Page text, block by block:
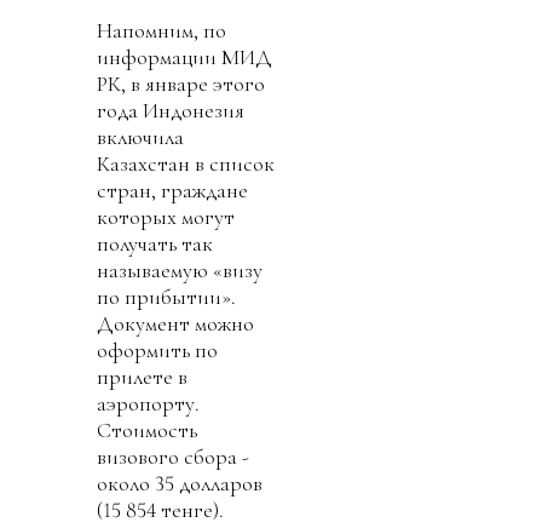
Напомним, по
информации МИД
РК, в январе этого
года Индонезия
включила
Казахстан в список
стран, граждане
которых могут
получать так
называемую «визу
по прибытии».
Документ можно
оформить по
прилете в
аэропорту.
Стоимость
визового сбора -
около 35 долларов
(15 854 тенге).